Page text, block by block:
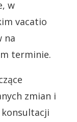
w
vacatio
na
terminie.
zmian i
konsultacji